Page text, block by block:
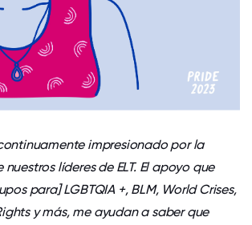
impresionado por la
líderes de ELT. El apoyo que
para] LGBTQIA +, BLM, World Crises,
y más, me ayudan a saber que